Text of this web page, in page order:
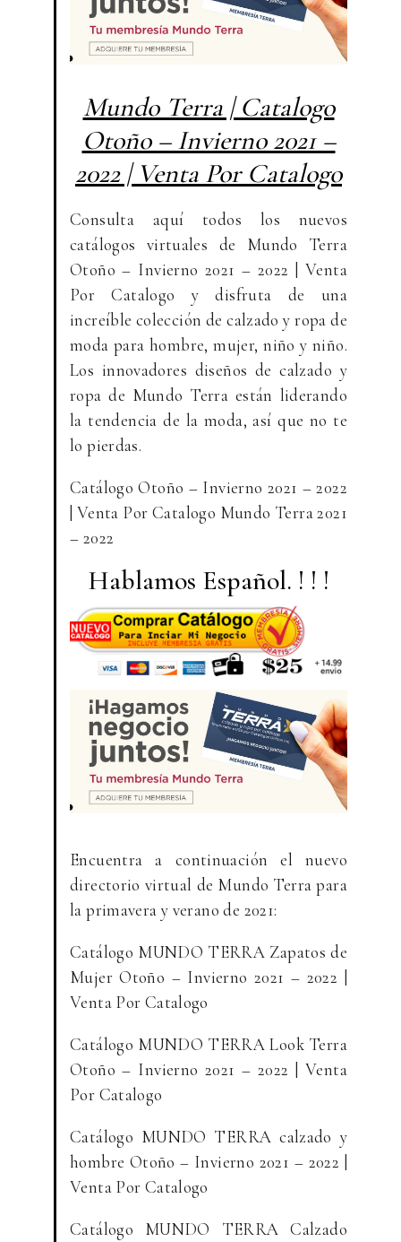
Mundo Terra | Catalogo
Otoño – Invierno 2021 –
2022 | Venta Por Catalogo
Consulta aquí todos los nuevos
catálogos virtuales de Mundo Terra
Otoño – Invierno 2021 – 2022 | Venta
Por Catalogo y disfruta de una
increíble colección de calzado y ropa de
moda para hombre, mujer, niño y niño.
Los innovadores diseños de calzado y
ropa de Mundo Terra están liderando
la tendencia de la moda, así que no te
lo pierdas.
Catálogo Otoño – Invierno 2021 – 2022
| Venta Por Catalogo Mundo Terra 2021
– 2022
Hablamos Español. ! ! !
Encuentra a continuación el nuevo
directorio virtual de Mundo Terra para
la primavera y verano de 2021:
Catálogo MUNDO TERRA Zapatos de
Mujer Otoño – Invierno 2021 – 2022 |
Venta Por Catalogo
Catálogo MUNDO TERRA Look Terra
Otoño – Invierno 2021 – 2022 | Venta
Por Catalogo
Catálogo MUNDO TERRA calzado y
hombre Otoño – Invierno 2021 – 2022 |
Venta Por Catalogo
Catálogo MUNDO TERRA Calzado